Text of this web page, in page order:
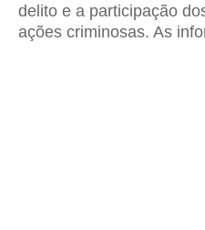
delito e a participação
ações criminosas. As